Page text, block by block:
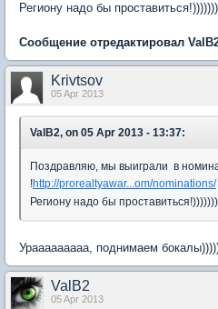
Региону надо бы
Сообщение отредактировал
Krivtsov
05 Apr 2013
ValB2, on 05 Apr 2013 - 13:37:
Поздравляю, мы выиграли в
!http://prorealtyawar...om/nominations/
Региону надо бы
Урааааааааа, поднимаем
ValB2
05 Apr 2013